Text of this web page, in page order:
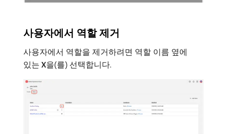
사용자에서 역할 제거
사용자에서 역할을 제거하려면 역할 이름 옆에
있는 X​을(를) 선택합니다.